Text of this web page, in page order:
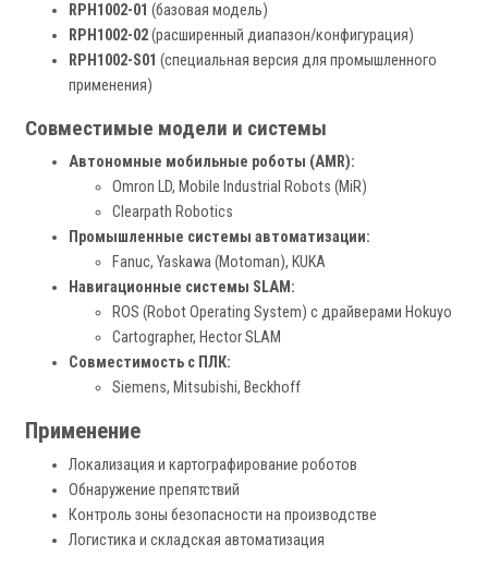
RPH1002-01 (базовая модель)
RPH1002-02(расширенный диапазон/конфигурация)
RPH1002-S01 (специальная версия для промышленного
применения)
Совместимые модели и системы
Автономные мобильные роботы (AMR):
Omron LD, Mobile Industrial Robots (MiR)
Clearpath Robotics
Промышленные системы автоматизации:
Fanuc, Yaskawa (Motoman), KUKA
Навигационные системы SLAM:
ROS (Robot Operating System) с драйверами Hokuyo
Cartographer, Hector SLAM
Совместимость с ПЛК:
Siemens, Mitsubishi, Beckhoff
Применение
Локализация и картографирование роботов
Обнаружение препятствий
Контроль зоны безопасности на производстве
Логистика и складская автоматизация